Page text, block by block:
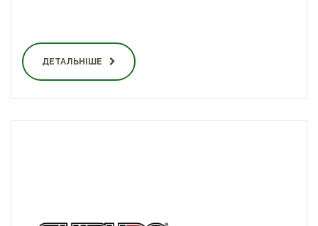
ДЕТАЛЬНІШЕ